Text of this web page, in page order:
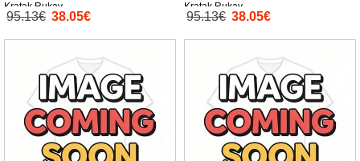
Kratak Rukav
95.13€ 38.05€
Kratak Rukav
95.13€ 38.05€